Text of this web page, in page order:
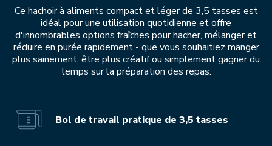
Ce hachoir à aliments compact et léger de 3,5 tasses est
idéal pour une utilisation quotidienne et offre
d'innombrables options fraîches pour hacher, mélanger et
réduire en purée rapidement - que vous souhaitiez manger
plus sainement, être plus créatif ou simplement gagner du
temps sur la préparation des repas.
Bol de travail pratique de 3,5 tasses